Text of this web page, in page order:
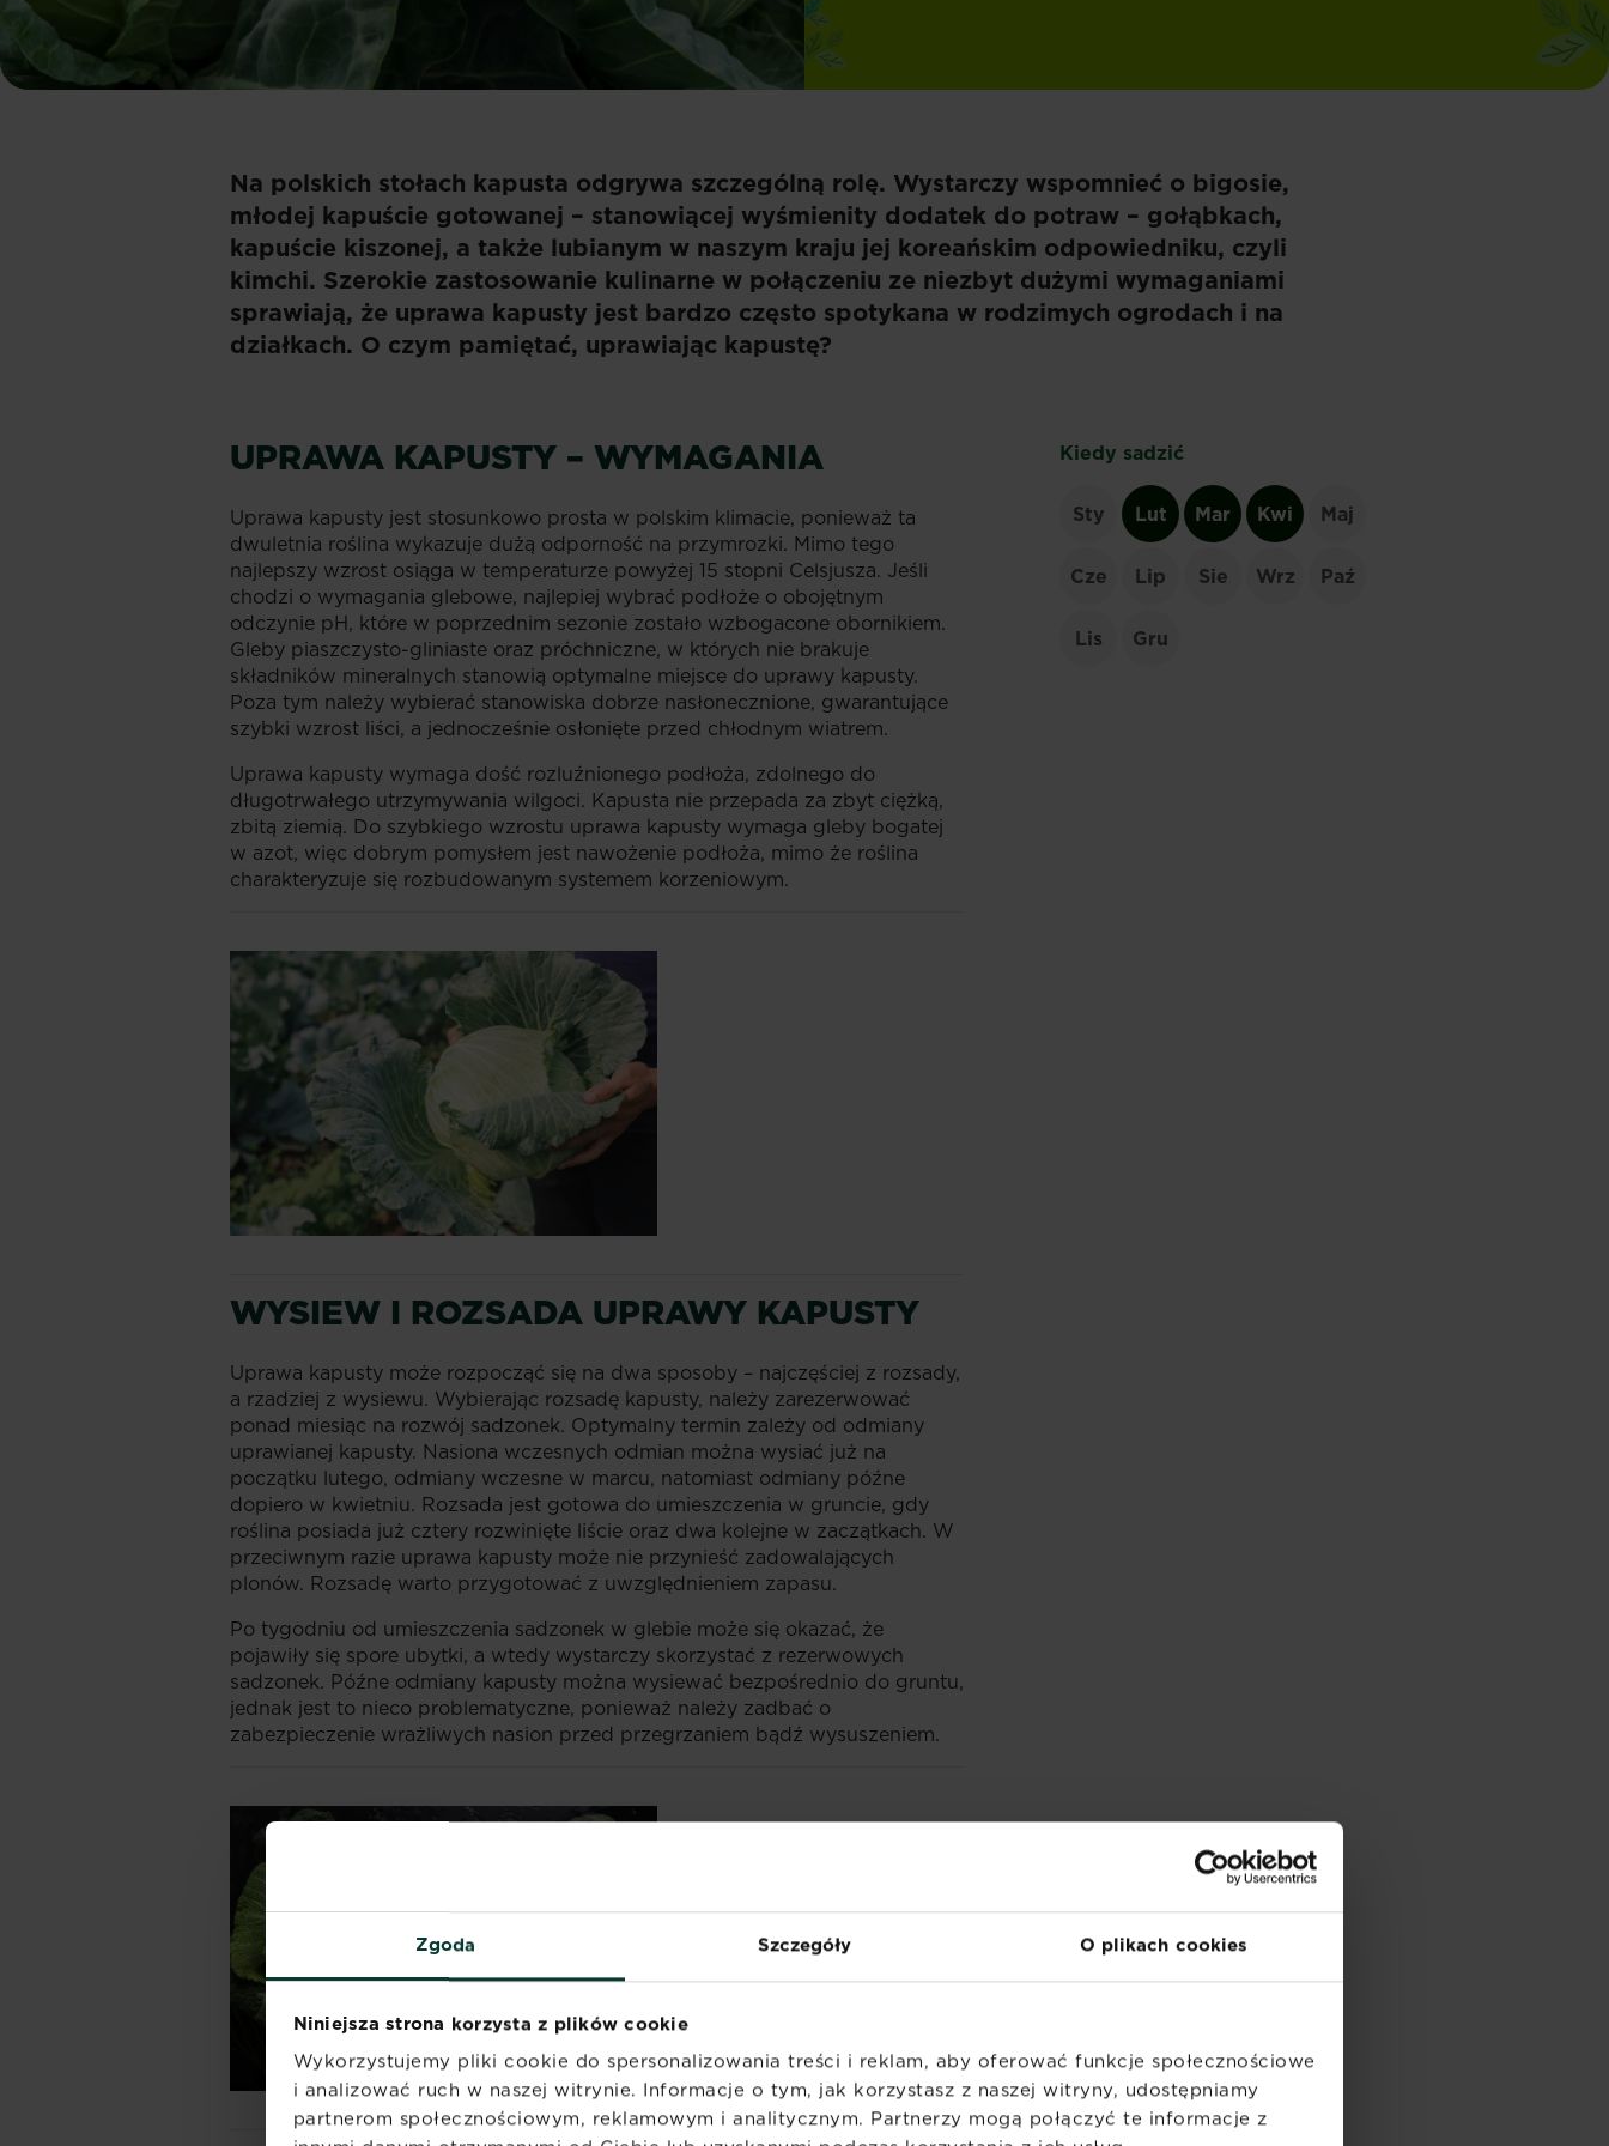
Zgoda Szczegóły O plikach cookies
Niniejsza strona korzysta z plików cookie
Wykorzystujemy pliki cookie do spersonalizowania treści i reklam, aby oferować funkcje społecznościowe
i analizować ruch w naszej witrynie. Informacje o tym, jak korzystasz z naszej witryny, udostępniamy
partnerom społecznościowym, reklamowym i analitycznym. Partnerzy mogą połączyć te informacje z
Na polskich stołach kapusta odgrywa szczególną rolę. Wystarczy wspomnieć o bigosie,
młodej kapuście gotowanej – stanowiącej wyśmienity dodatek do potraw – gołąbkach,
kapuście kiszonej, a także lubianym w naszym kraju jej koreańskim odpowiedniku, czyli
kimchi. Szerokie zastosowanie kulinarne w połączeniu ze niezbyt dużymi wymaganiami
sprawiają, że uprawa kapusty jest bardzo często spotykana w rodzimych ogrodach i na
działkach. O czym pamiętać, uprawiając kapustę?
UPRAWA KAPUSTY – WYMAGANIA
Uprawa kapusty jest stosunkowo prosta w polskim klimacie, ponieważ ta
dwuletnia roślina wykazuje dużą odporność na przymrozki. Mimo tego
najlepszy wzrost osiąga w temperaturze powyżej 15 stopni Celsjusza. Jeśli
chodzi o wymagania glebowe, najlepiej wybrać podłoże o obojętnym
odczynie pH, które w poprzednim sezonie zostało wzbogacone obornikiem.
Gleby piaszczysto-gliniaste oraz próchniczne, w których nie brakuje
składników mineralnych stanowią optymalne miejsce do uprawy kapusty.
Poza tym należy wybierać stanowiska dobrze nasłonecznione, gwarantujące
szybki wzrost liści, a jednocześnie osłonięte przed chłodnym wiatrem.
Uprawa kapusty wymaga dość rozluźnionego podłoża, zdolnego do
długotrwałego utrzymywania wilgoci. Kapusta nie przepada za zbyt ciężką,
zbitą ziemią. Do szybkiego wzrostu uprawa kapusty wymaga gleby bogatej
w azot, więc dobrym pomysłem jest nawożenie podłoża, mimo że roślina
charakteryzuje się rozbudowanym systemem korzeniowym.
WYSIEW I ROZSADA UPRAWY KAPUSTY
Uprawa kapusty może rozpocząć się na dwa sposoby – najczęściej z rozsady,
a rzadziej z wysiewu. Wybierając rozsadę kapusty, należy zarezerwować
ponad miesiąc na rozwój sadzonek. Optymalny termin zależy od odmiany
uprawianej kapusty. Nasiona wczesnych odmian można wysiać już na
początku lutego, odmiany wczesne w marcu, natomiast odmiany późne
dopiero w kwietniu. Rozsada jest gotowa do umieszczenia w gruncie, gdy
roślina posiada już cztery rozwinięte liście oraz dwa kolejne w zaczątkach. W
przeciwnym razie uprawa kapusty może nie przynieść zadowalających
plonów. Rozsadę warto przygotować z uwzględnieniem zapasu.
Po tygodniu od umieszczenia sadzonek w glebie może się okazać, że
pojawiły się spore ubytki, a wtedy wystarczy skorzystać z rezerwowych
sadzonek. Późne odmiany kapusty można wysiewać bezpośrednio do gruntu,
jednak jest to nieco problematyczne, ponieważ należy zadbać o
zabezpieczenie wrażliwych nasion przed przegrzaniem bądź wysuszeniem.
Kiedy sadzić
Sty Lut Mar Kwi Maj
Cze Lip Sie Wrz Paź
Lis Gru